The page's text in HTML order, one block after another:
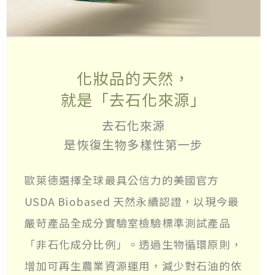
化妝品的天然，
就是「去石化來源」
去石化來源
是恢復生物多樣性第一步
歐萊德選擇全球最具公信力的美國官方
USDA Biobased 天然永續認證，以現今最
嚴苛產品全成分實驗室檢驗標準測試產品
「非石化成分比例」。透過生物循環原則，
增加可再生農業資源運用，減少對石油的依